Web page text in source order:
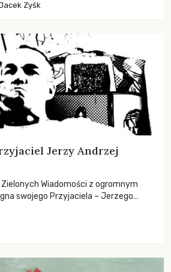
Zyśk
Jerzy Andrzej
Wiadomości z ogromnym
swojego Przyjaciela – Jerzego